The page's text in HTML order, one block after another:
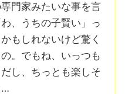
門家みたいな事を言
、うちの子賢い」っ
もしれないけど驚く
。でもね、いっつも
し、ちっとも楽しそ
…